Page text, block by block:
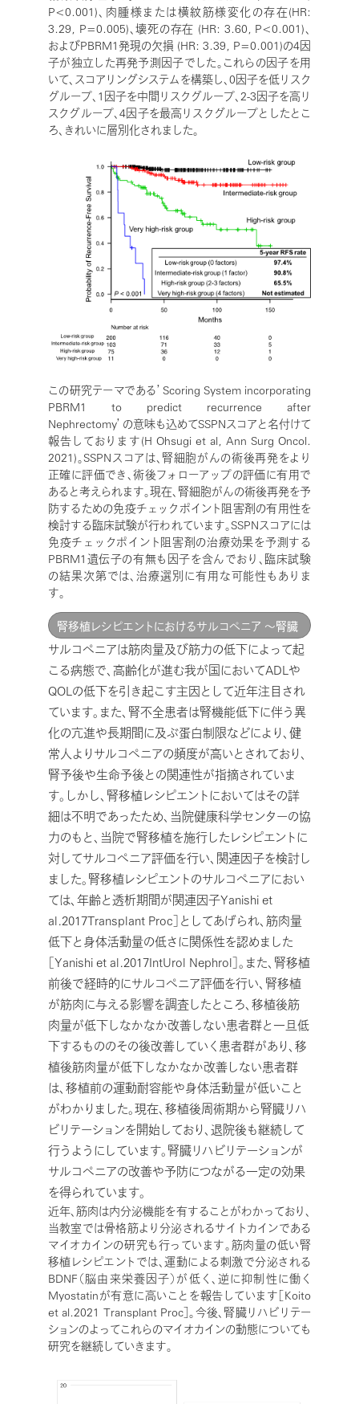
P<0.001)、肉腫様または横紋筋様変化の存在(HR:
3.29, P=0.005)、壊死の存在 (HR: 3.60, P<0.001)、
およびPBRM1発現の欠損 (HR: 3.39, P=0.001)の4因
子が独立した再発予測因子でした。これらの因子を用
いて、スコアリングシステムを構築し、0因子を低リスク
グループ、1因子を中間リスクグループ、2-3因子を高リ
スクグループ、4因子を最高リスクグループとしたとこ
ろ、きれいに層別化されました。
この研究テーマである’Scoring System incorporating
PBRM1 to predict recurrence after
Nephrectomy’の意味も込めてSSPNスコアと名付けて
報告しております(H Ohsugi et al, Ann Surg Oncol.
2021)。SSPNスコアは、腎細胞がんの術後再発をより
正確に評価でき、術後フォローアップの評価に有用で
あると考えられます。現在、腎細胞がんの術後再発を予
防するための免疫チェックポイント阻害剤の有用性を
検討する臨床試験が行われています。SSPNスコアには
免疫チェックポイント阻害剤の治療効果を予測する
PBRM1遺伝子の有無も因子を含んでおり、臨床試験
の結果次第では、治療選別に有用な可能性もありま
す。
腎移植レシピエントにおけるサルコペニア ～腎臓
リハビリテーションの有効性～
サルコペニアは筋肉量及び筋力の低下によって起
こる病態で、高齢化が進む我が国においてADLや
QOLの低下を引き起こす主因として近年注目され
ています。また、腎不全患者は腎機能低下に伴う異
化の亢進や長期間に及ぶ蛋白制限などにより、健
常人よりサルコペニアの頻度が高いとされており、
腎予後や生命予後との関連性が指摘されていま
す。しかし、腎移植レシピエントにおいてはその詳
細は不明であったため、当院健康科学センターの協
力のもと、当院で腎移植を施行したレシピエントに
対してサルコペニア評価を行い、関連因子を検討し
ました。腎移植レシピエントのサルコペニアにおい
ては、年齢と透析期間が関連因子Yanishi et
al.2017Transplant Proc］としてあげられ、筋肉量
低下と身体活動量の低さに関係性を認めました
［Yanishi et al.2017IntUrol Nephrol］。また、腎移植
前後で経時的にサルコペニア評価を行い、腎移植
が筋肉に与える影響を調査したところ、移植後筋
肉量が低下しなかなか改善しない患者群と一旦低
下するもののその後改善していく患者群があり、移
植後筋肉量が低下しなかなか改善しない患者群
は、移植前の運動耐容能や身体活動量が低いこと
がわかりました。現在、移植後周術期から腎臓リハ
ビリテーションを開始しており、退院後も継続して
行うようにしています。腎臓リハビリテーションが
サルコペニアの改善や予防につながる一定の効果
を得られています。
近年、筋肉は内分泌機能を有することがわかっており、
当教室では骨格筋より分泌されるサイトカインである
マイオカインの研究も行っています。筋肉量の低い腎
移植レシピエントでは、運動による刺激で分泌される
BDNF（脳由来栄養因子）が低く、逆に抑制性に働く
Myostatinが有意に高いことを報告しています［Koito
et al.2021 Transplant Proc］。今後、腎臓リハビリテー
ションのよってこれらのマイオカインの動態についても
研究を継続していきます。